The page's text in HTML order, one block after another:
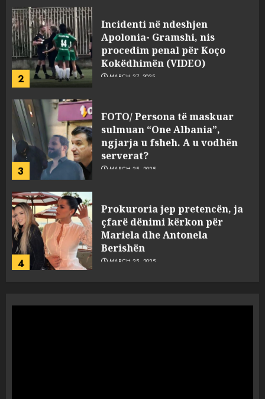
2
Incidenti në ndeshjen
Apolonia- Gramshi, nis
procedim penal për Koço
Kokëdhimën (VIDEO)
MARCH 27, 2025
3
FOTO/ Persona të maskuar
sulmuan “One Albania”,
ngjarja u fsheh. A u vodhën
serverat?
MARCH 25, 2025
4
Prokuroria jep pretencën, ja
çfarë dënimi kërkon për
Mariela dhe Antonela
Berishën
MARCH 25, 2025